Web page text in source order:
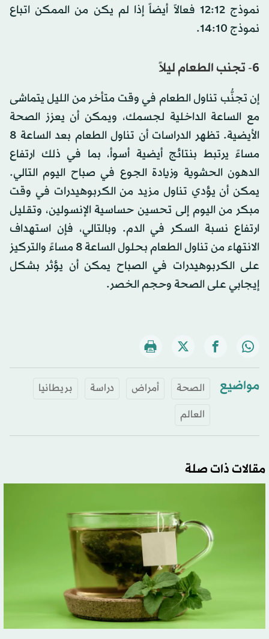
نموذج 12:12 فعالاً أيضاً إذا لم يكن من الممكن اتباع
نموذج 14:10.
6- تجنب الطعام ليلاً
إن تجنُّب تناول الطعام في وقت متأخر من الليل يتماشى
مع الساعة الداخلية لجسمك، ويمكن أن يعزز الصحة
الأيضية. تظهر الدراسات أن تناول الطعام بعد الساعة 8
مساءً يرتبط بنتائج أيضية أسوأ، بما في ذلك ارتفاع
الدهون الحشوية وزيادة الجوع في صباح اليوم التالي.
يمكن أن يؤدي تناول مزيد من الكربوهيدرات في وقت
مبكر من اليوم إلى تحسين حساسية الإنسولين، وتقليل
ارتفاع نسبة السكر في الدم. وبالتالي، فإن استهداف
الانتهاء من تناول الطعام بحلول الساعة 8 مساءً والتركيز
على الكربوهيدرات في الصباح يمكن أن يؤثر بشكل
إيجابي على الصحة وحجم الخصر.
مواضيع الصحة أمراض دراسة
بريطانيا
العالم
مقالات ذات صلة